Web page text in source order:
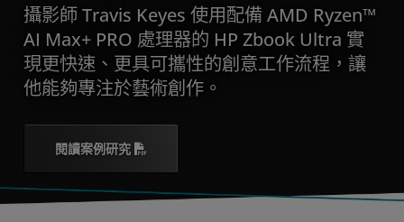
攝影師 Travis Keyes 使用配備 AMD Ryzen™
AI Max+ PRO 處理器的 HP Zbook Ultra 實
現更快速、更具可攜性的創意工作流程，讓
他能夠專注於藝術創作。
閱讀案例研究